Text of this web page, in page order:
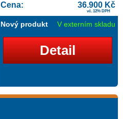
Cena: 36.900 Kč
vč. 12% DPH
Nový produkt V externím skladu
Detail